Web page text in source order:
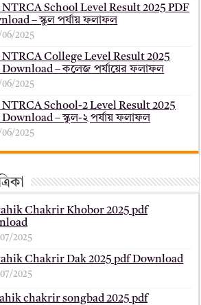
NTRCA School Level Result 2025 PDF
– স্কুল পর্যায় ফলাফল
2025
NTRCA College Level Result 2025
Download – কলেজ পর্যায়ের ফলাফল
2025
NTRCA School-2 Level Result 2025
Download – স্কুল-২ পর্যায় ফলাফল
2025
Chakrir Khobor 2025 pdf
2025
Chakrir Dak 2025 pdf Download
2025
chakrir songbad 2025 pdf